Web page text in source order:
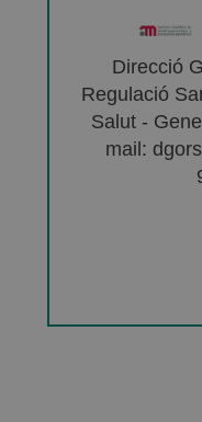
Direcció
Regulació
Salut -
mail: